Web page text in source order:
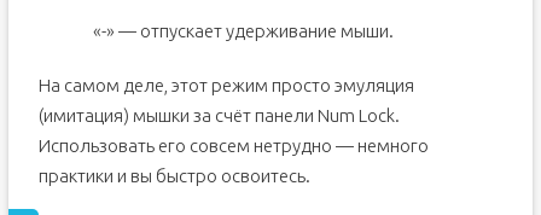
«-» — отпускает удерживание мыши.
На самом деле, этот режим просто эмуляция
(имитация) мышки за счёт панели Num Lock.
Использовать его совсем нетрудно — немного
практики и вы быстро освоитесь.